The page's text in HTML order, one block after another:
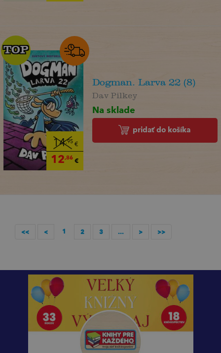
14,95€
12,86€
TOP
TOP
Dogman. Larva 22 (8)
Dav Pilkey
Na sklade
pridať do košíka
<< < 1 2 3 ... > >>